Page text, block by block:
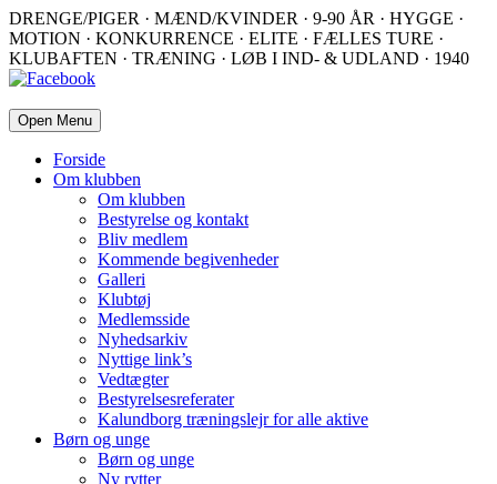
DRENGE/PIGER · MÆND/KVINDER · 9-90 ÅR · HYGGE ·
MOTION · KONKURRENCE · ELITE · FÆLLES TURE ·
KLUBAFTEN · TRÆNING · LØB I IND- & UDLAND · 1940
Open Menu
Forside
Om klubben
Om klubben
Bestyrelse og kontakt
Bliv medlem
Kommende begivenheder
Galleri
Klubtøj
Medlemsside
Nyhedsarkiv
Nyttige link’s
Vedtægter
Bestyrelsesreferater
Kalundborg træningslejr for alle aktive
Børn og unge
Børn og unge
Ny rytter